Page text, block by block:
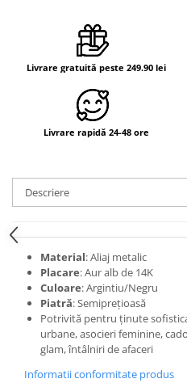
Livrare gratuită peste 249.90 lei
Livrare rapidă 24-48 ore
Descriere
Material: Aliaj metalic
Placare: Aur alb de 14K
Culoare: Argintiu/Negru
Piatră: Semiprețioasă
Potrivită pentru ținute
urbane, asocieri feminine,
glam, întâlniri de afaceri
Informatii conformitate produs